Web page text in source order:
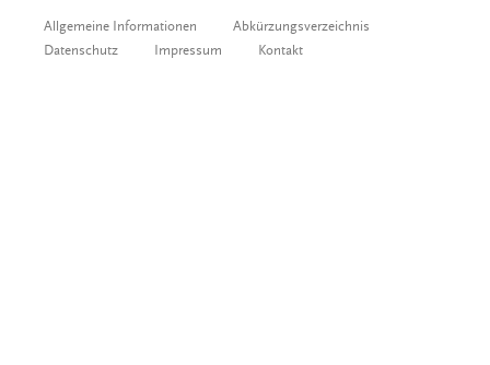
Allgemeine Informationen
Abkürzungsverzeichnis
Datenschutz
Impressum Kontakt